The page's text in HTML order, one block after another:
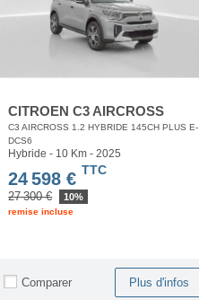
CITROEN C3 AIRCROSS
C3 AIRCROSS 1.2 HYBRIDE 145CH PLUS E-
DCS6
Hybride - 10 Km- 2025
24 598 € TTC
27 300 € 10%
remise incluse
Comparer Plus d'infos